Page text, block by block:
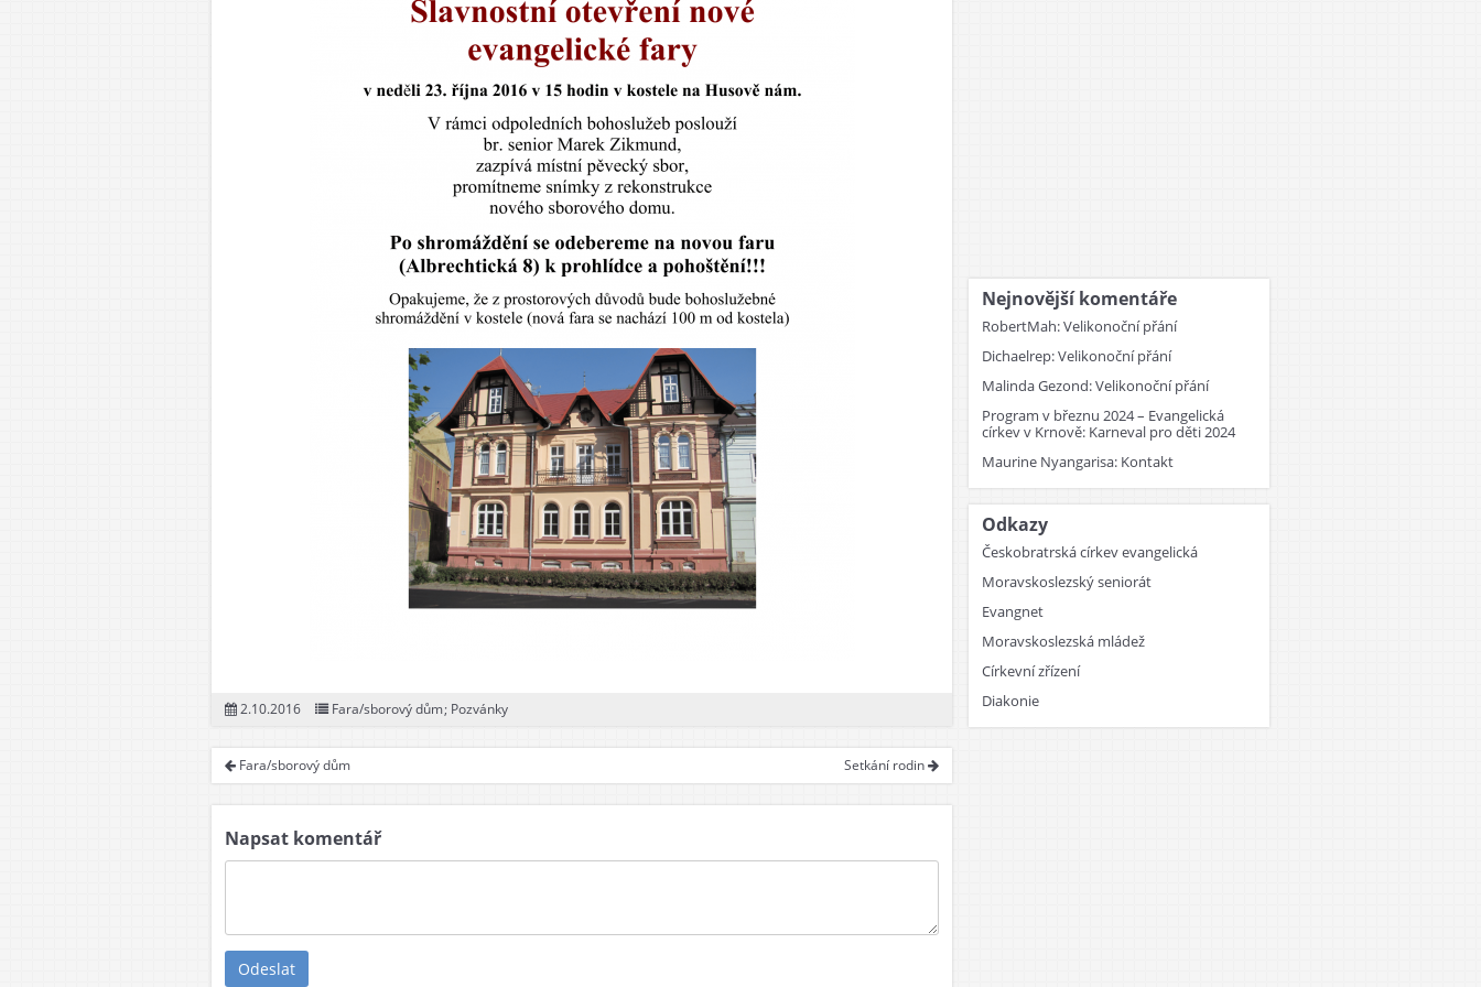
Dorost
Mládež
Dospělí
2.10.2016 Fara/sborový dům; Pozvánky
Fara/sborový dům Setkání rodin
Napsat komentář
Odeslat
Nejnovější komentáře
RobertMah:Velikonoční přání
Dichaelrep:Velikonoční přání
Malinda Gezond:Velikonoční přání
Program v březnu 2024 – Evangelická
církev v Krnově: Karneval pro děti 2024
Maurine Nyangarisa: Kontakt
Odkazy
Českobratrská církev evangelická
Moravskoslezský seniorát
Evangnet
Moravskoslezská mládež
Církevní zřízení
Diakonie